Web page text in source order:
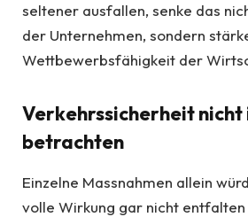
seltener ausfallen, senke das
der Unternehmen, sondern
Wettbewerbsfähigkeit der
Verkehrssicherheit
betrachten
Einzelne Massnahmen allein
volle Wirkung gar nicht